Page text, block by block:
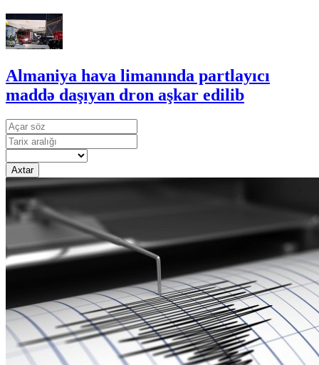
Almaniya hava limanında partlayıcı
maddə daşıyan dron aşkar edilib
Axtar